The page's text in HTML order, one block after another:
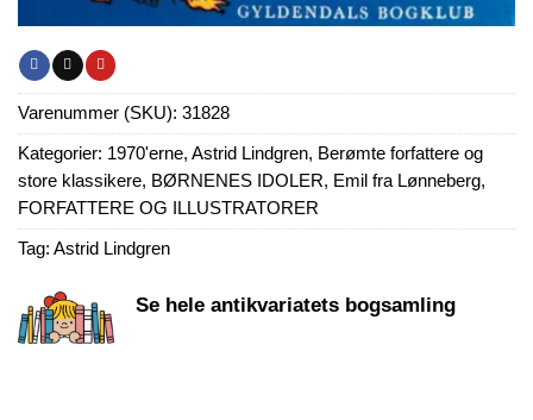
Varenummer (SKU): 31828
Kategorier: 1970'erne, Astrid Lindgren, Berømte forfattere og
store klassikere, BØRNENES IDOLER, Emil fra Lønneberg,
FORFATTERE OG ILLUSTRATORER
Tag: Astrid Lindgren
Se hele antikvariatets bogsamling